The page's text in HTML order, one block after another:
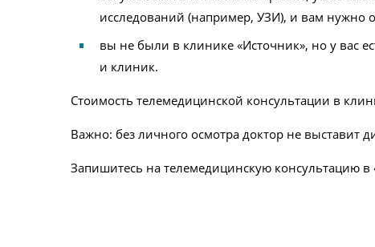
исследований (например, УЗИ), и вам нужно
вы не были в клинике «Источник», но у вас
и клиник.
Стоимость телемедицинской консультации в
Важно: без личного осмотра доктор не
Запишитесь на телемедицинскую консультацию в